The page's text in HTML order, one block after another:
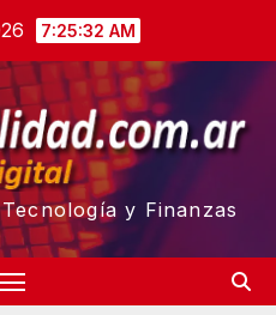
7:25:33 AM
y Finanzas